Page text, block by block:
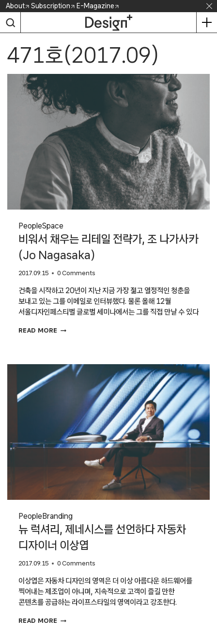
Skip
content
About Subscription E-Magazine
471호(2017.09)
PeopleSpace
비워서 채우는 리테일 전략가, 조 나가사카
(Jo Nagasaka)
2017.09.15 0 Comments
건축을 시작하고 20년이 지난 지금 가장 젊고 열정적인 청춘을
보내고 있는 그를 이메일로 인터뷰했다. 물론 올해 12월
서울디자인페스티벌 글로벌 세미나에서는 그를 직접 만날 수 있다
READ MORE 비워서
조
나가사카
NAGASAKA)
PeopleBranding
뉴 럭셔리, 제네시스를 선언하다 자동차
디자이너 이상엽
2017.09.15 0 Comments
이상엽은 자동차 디자인의 영역은 더 이상 아름다운 하드웨어를
찍어내는 제조업이 아니며, 지속적으로 고객이 즐길 만한
콘텐츠를 공급하는 라이프스타일의 영역이라고 강조한다.
READ MORE